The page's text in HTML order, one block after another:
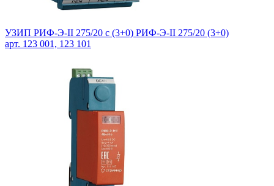
УЗИП РИФ-Э-II 275/20 c (3+0) РИФ-Э-II 275/20 (3+0)
арт. 123 001, 123 101